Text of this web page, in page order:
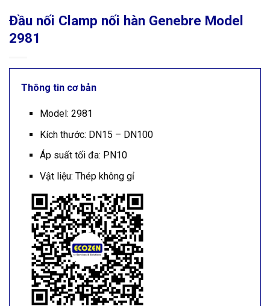
Đầu nối Clamp nối hàn Genebre Model
2981
Thông tin cơ bản
Model: 2981
Kích thước: DN15 – DN100
Áp suất tối đa: PN10
Vật liệu: Thép không gỉ